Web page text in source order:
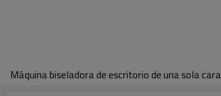
Máquina biseladora de escritorio de una sola cara